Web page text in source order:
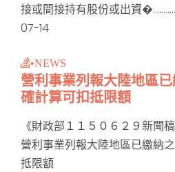
接或間接持有股份或出資
07-14
•NEWS
營利事業列報大陸地區
確計算可扣抵限額
《財政部１１５０６２９新聞稿
營利事業列報大陸地區已繳納
抵限額